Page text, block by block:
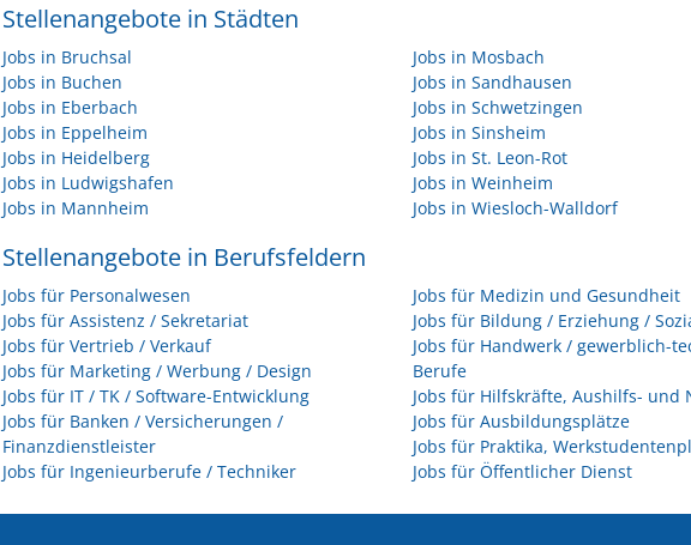
Stellenangebote in Städten
Jobs in Bruchsal
Jobs in Buchen
Jobs in Eberbach
Jobs in Eppelheim
Jobs in Heidelberg
Jobs in Ludwigshafen
Jobs in Mannheim
Jobs in Mosbach
Jobs in Sandhausen
Jobs in Schwetzingen
Jobs in Sinsheim
Jobs in St. Leon-Rot
Jobs in Weinheim
Jobs in Wiesloch-Walldorf
Stellenangebote in Berufsfeldern
Jobs für Personalwesen
Jobs für Assistenz / Sekretariat
Jobs für Vertrieb / Verkauf
Jobs für Marketing / Werbung / Design
Jobs für IT / TK / Software-Entwicklung
Jobs für Banken / Versicherungen /
Finanzdienstleister
Jobs für Ingenieurberufe / Techniker
Jobs für Medizin und Gesundheit
Jobs für Bildung / Erziehung /
Jobs für Handwerk / gewerblich-
Berufe
Jobs für Hilfskräfte, Aushilfs- und
Jobs für Ausbildungsplätze
Jobs für Praktika,
Jobs für Öffentlicher Dienst